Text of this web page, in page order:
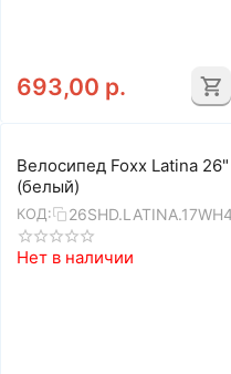
693,00 р.
Велосипед Foxx Latina 26"
(белый)
КОД:
Нет в наличии